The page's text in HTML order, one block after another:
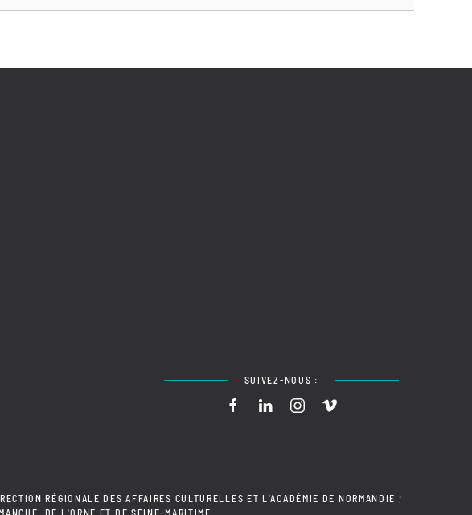
SUIVEZ-NOUS :
RÉGIONALE DES AFFAIRES CULTURELLES ET L'ACADÉMIE DE NORMANDIE ;
DE L'ORNE ET DE SEINE-MARITIME.